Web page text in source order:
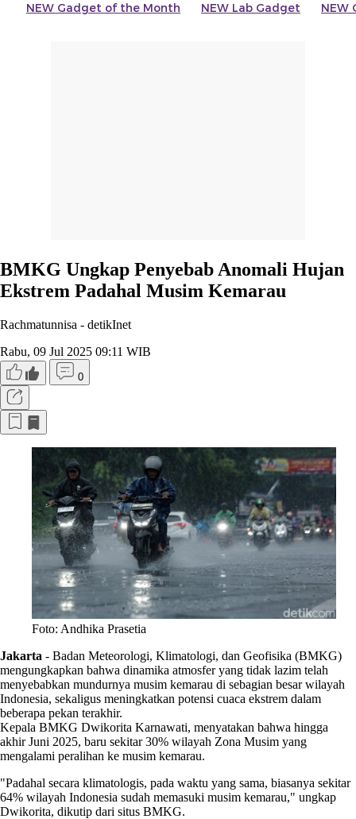
NEW Gadget of the Month NEW Lab Gadget NEW
BMKG Ungkap Penyebab Anomali Hujan
Ekstrem Padahal Musim Kemarau
Rachmatunnisa - detikInet
Rabu, 09 Jul 2025 09:11 WIB
0
Foto: Andhika Prasetia
Jakarta - Badan Meteorologi, Klimatologi, dan Geofisika (BMKG)
mengungkapkan bahwa dinamika atmosfer yang tidak lazim telah
menyebabkan mundurnya musim kemarau di sebagian besar wilayah
Indonesia, sekaligus meningkatkan potensi cuaca ekstrem dalam
beberapa pekan terakhir.
Kepala BMKG Dwikorita Karnawati, menyatakan bahwa hingga
akhir Juni 2025, baru sekitar 30% wilayah Zona Musim yang
mengalami peralihan ke musim kemarau.
"Padahal secara klimatologis, pada waktu yang sama, biasanya sekitar
64% wilayah Indonesia sudah memasuki musim kemarau," ungkap
Dwikorita, dikutip dari situs BMKG.